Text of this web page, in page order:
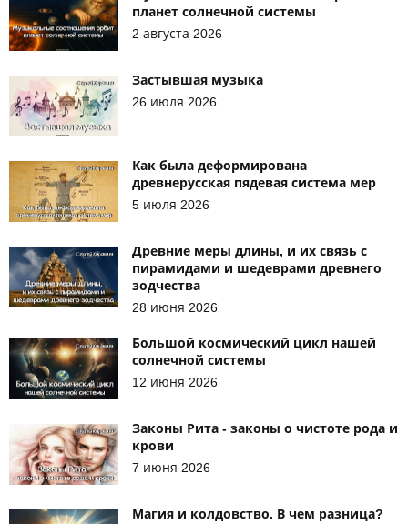
планет солнечной системы
2 августа 2026
Застывшая музыка
26 июля 2026
Как была деформирована
древнерусская пядевая система мер
5 июля 2026
Древние меры длины, и их связь с
пирамидами и шедеврами древнего
зодчества
28 июня 2026
Большой космический цикл нашей
солнечной системы
12 июня 2026
Законы Рита - законы о чистоте рода и
крови
7 июня 2026
Магия и колдовство. В чем разница?